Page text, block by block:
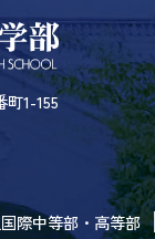
町1-155
際中等部・高等部